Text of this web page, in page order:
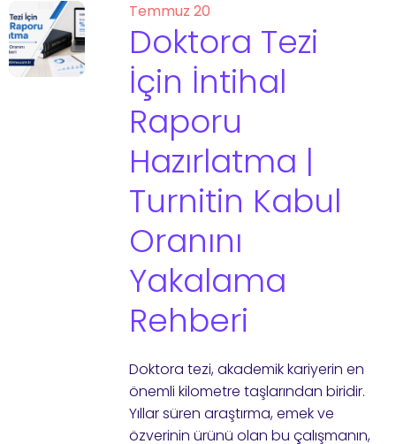
Temmuz 20
Doktora Tezi
İçin İntihal
Raporu
Hazırlatma |
Turnitin Kabul
Oranını
Yakalama
Rehberi
Doktora tezi, akademik kariyerin en
önemli kilometre taşlarından biridir.
Yıllar süren araştırma, emek ve
özverinin ürünü olan bu çalışmanın,